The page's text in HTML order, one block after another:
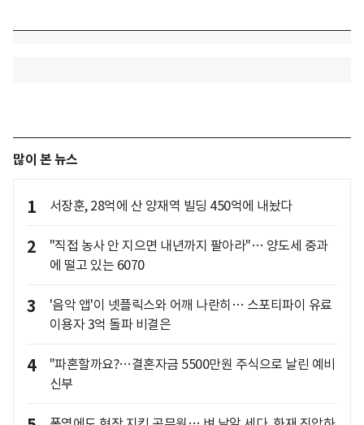
많이 본 뉴스
1 서장훈, 28억에 산 양재역 빌딩 450억에 내놨다
2
"직접 농사 안 지으면 내년까지 팔아라"… 양도세 중과
에 떨고 있는 6070
3
'음악 앱'이 넷플릭스와 어깨 나란히… 스포티파이 유료
이용자 3억 돌파 비결은
4
"파혼할까요?…결혼자금 5500만원 주식으로 날린 예비
신부